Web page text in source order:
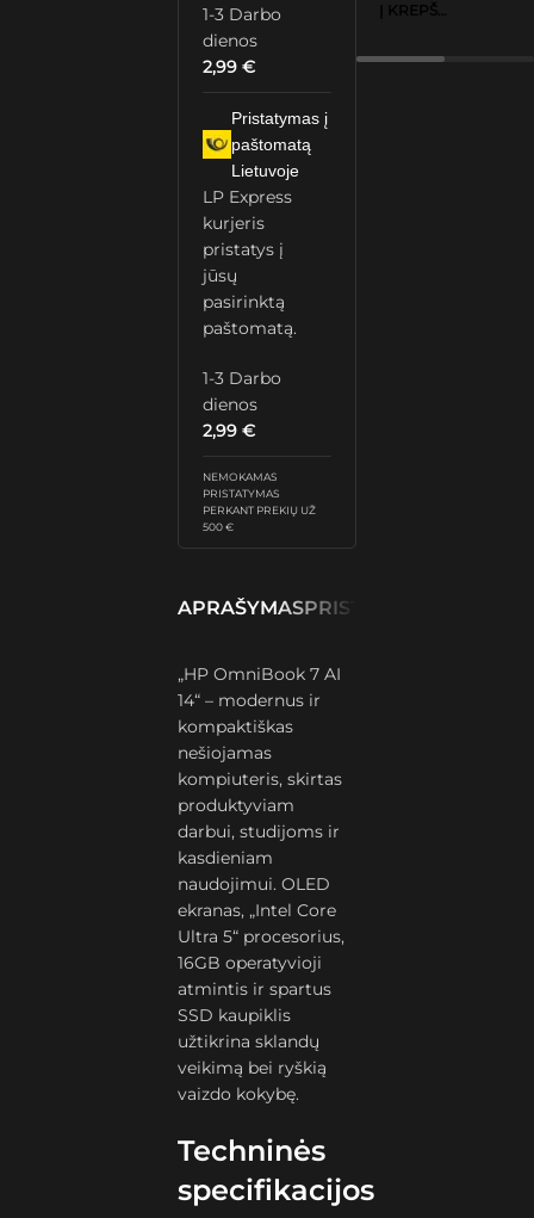
1-3 Darbo
dienos
2,99€
Pristatymas į
paštomatą
Lietuvoje
LP Express
kurjeris
pristatys į
jūsų
pasirinktą
paštomatą.
1-3 Darbo
dienos
2,99€
NEMOKAMAS
PRISTATYMAS
PERKANT PREKIŲ UŽ
500 €
APRAŠYMASPRISTATYMAS IR
„HP OmniBook 7 AI
14“ – modernus ir
kompaktiškas
nešiojamas
kompiuteris, skirtas
produktyviam
darbui, studijoms ir
kasdieniam
naudojimui. OLED
ekranas, „Intel Core
Ultra 5“ procesorius,
16GB operatyvioji
atmintis ir spartus
SSD kaupiklis
užtikrina sklandų
veikimą bei ryškią
vaizdo kokybę.
Techninės
specifikacijos
Į KREPŠELĮ